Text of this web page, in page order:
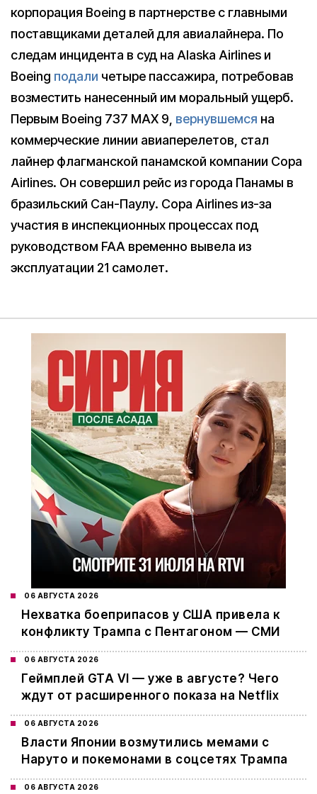
корпорация Boeing в партнерстве с главными
поставщиками деталей для авиалайнера. По
следам инцидента в суд на Alaska Airlines и
Boeing подали четыре пассажира, потребовав
возместить нанесенный им моральный ущерб.
Первым Boeing 737 MAX 9, вернувшемся на
коммерческие линии авиаперелетов, стал
лайнер флагманской панамской компании Copa
Airlines. Он совершил рейс из города Панамы в
бразильский Сан-Паулу. Copa Airlines из-за
участия в инспекционных процессах под
руководством FAA временно вывела из
эксплуатации 21 самолет.
06 АВГУСТА 2026
Нехватка боеприпасов у США привела к
конфликту Трампа с Пентагоном — СМИ
06 АВГУСТА 2026
Геймплей GTA VI — уже в августе? Чего
ждут от расширенного показа на Netflix
06 АВГУСТА 2026
Власти Японии возмутились мемами с
Наруто и покемонами в соцсетях Трампа
06 АВГУСТА 2026